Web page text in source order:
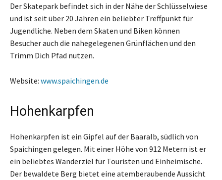
Der Skatepark befindet sich in der Nähe der Schlüsselwiese
und ist seit über 20 Jahren ein beliebter Treffpunkt für
Jugendliche. Neben dem Skaten und Biken können
Besucher auch die nahegelegenen Grünflächen und den
Trimm Dich Pfad nutzen.
Website: www.spaichingen.de
Hohenkarpfen
Hohenkarpfen ist ein Gipfel auf der Baaralb, südlich von
Spaichingen gelegen. Mit einer Höhe von 912 Metern ist er
ein beliebtes Wanderziel für Touristen und Einheimische.
Der bewaldete Berg bietet eine atemberaubende Aussicht